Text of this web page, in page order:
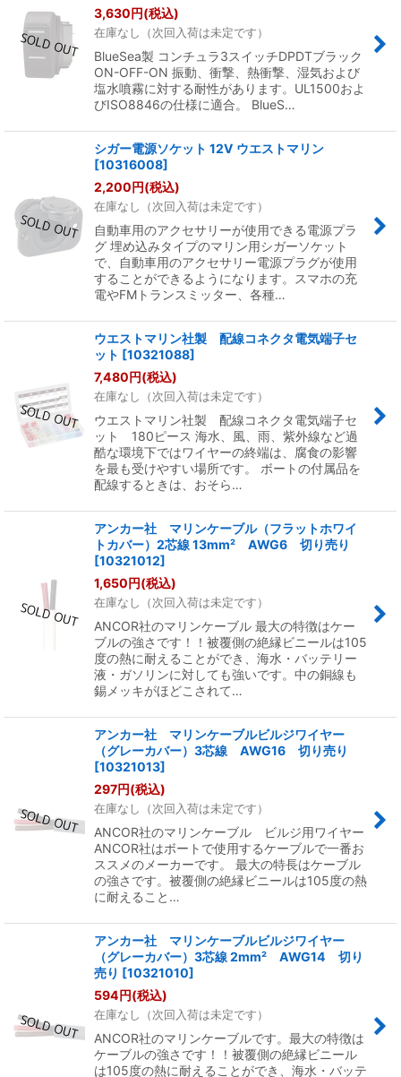
3,630円(税込)
在庫なし（次回入荷は未定です）
BlueSea製 コンチュラ3スイッチDPDTブラック
ON-OFF-ON 振動、衝撃、熱衝撃、湿気および
塩水噴霧に対する耐性があります。UL1500およ
びISO8846の仕様に適合。 BlueS…
シガー電源ソケット 12V ウエストマリン
[10316008]
2,200円(税込)
在庫なし（次回入荷は未定です）
自動車用のアクセサリーが使用できる電源プラ
グ 埋め込みタイプのマリン用シガーソケット
で、自動車用のアクセサリー電源プラグが使用
することができるようになります。スマホの充
電やFMトランスミッター、各種…
ウエストマリン社製 配線コネクタ電気端子セ
ット [10321088]
7,480円(税込)
在庫なし（次回入荷は未定です）
ウエストマリン社製 配線コネクタ電気端子セ
ット 180ピース 海水、風、雨、紫外線など過
酷な環境下ではワイヤーの終端は、腐食の影響
を最も受けやすい場所です。 ボートの付属品を
配線するときは、おそら…
アンカー社 マリンケーブル（フラットホワイ
トカバー）2芯線 13mm² AWG6 切り売り
[10321012]
1,650円(税込)
在庫なし（次回入荷は未定です）
ANCOR社のマリンケーブル 最大の特徴はケー
ブルの強さです！！被覆側の絶縁ビニールは105
度の熱に耐えることができ、海水・バッテリー
液・ガソリンに対しても強いです。中の銅線も
錫メッキがほどこされて…
アンカー社 マリンケーブルビルジワイヤー
（グレーカバー）3芯線 AWG16 切り売り
[10321013]
297円(税込)
在庫なし（次回入荷は未定です）
ANCOR社のマリンケーブル ビルジ用ワイヤー
ANCOR社はボートで使用するケーブルで一番お
ススメのメーカーです。 最大の特長はケーブル
の強さです。被覆側の絶縁ビニールは105度の熱
に耐えること…
アンカー社 マリンケーブルビルジワイヤー
（グレーカバー）3芯線 2mm² AWG14 切り
売り [10321010]
594円(税込)
在庫なし（次回入荷は未定です）
ANCOR社のマリンケーブルです。最大の特徴は
ケーブルの強さです！！被覆側の絶縁ビニール
は105度の熱に耐えることができ、海水・バッテ